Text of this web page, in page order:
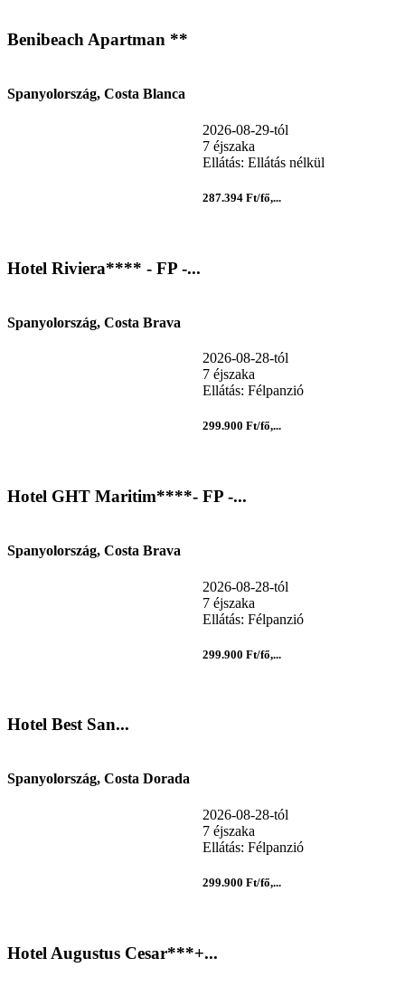
Benibeach Apartman **
Spanyolország, Costa Blanca
2026-08-29-tól
7 éjszaka
Ellátás: Ellátás nélkül
287.394 Ft/fő,...
Hotel Riviera**** - FP -...
Spanyolország, Costa Brava
2026-08-28-tól
7 éjszaka
Ellátás: Félpanzió
299.900 Ft/fő,...
Hotel GHT Maritim****- FP -...
Spanyolország, Costa Brava
2026-08-28-tól
7 éjszaka
Ellátás: Félpanzió
299.900 Ft/fő,...
Hotel Best San...
Spanyolország, Costa Dorada
2026-08-28-tól
7 éjszaka
Ellátás: Félpanzió
299.900 Ft/fő,...
Hotel Augustus Cesar***+...